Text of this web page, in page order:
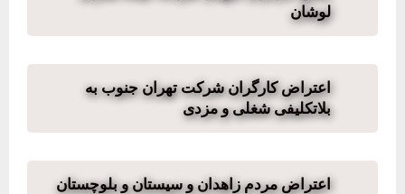
لوشان
اعتراض کارگران شرکت تهران جنوب به
بلاتکلیفی شغلی و مزدی
اعتراض مردم زاهدان و سیستان و بلوچستان